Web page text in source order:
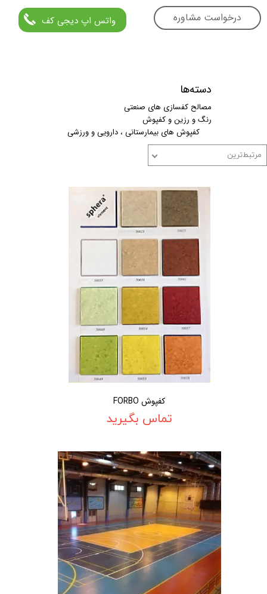
درخواست مشاوره واتس اپ دیجی کف
دسته‌ها
مصالح کفسازی های صنعتی
رنگ و رزین و کفپوش
کفپوش های بیمارستانی ، دارویی و ورزشی
مرتبط‌ترین
کفپوش FORBO
تماس بگیرید